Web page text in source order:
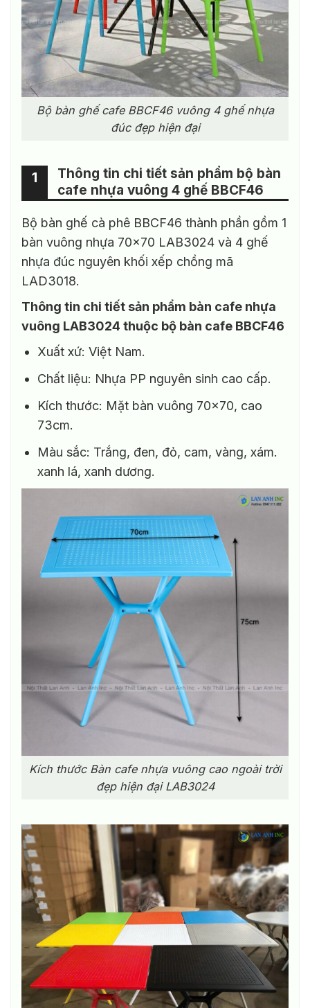
Bộ bàn ghế cafe BBCF46 vuông 4 ghế nhựa
đúc đẹp hiện đại
Thông tin chi tiết sản phẩm bộ bàn
cafe nhựa vuông 4 ghế BBCF46
1
Bộ bàn ghế cà phê BBCF46 thành phần gồm 1
bàn vuông nhựa 70×70 LAB3024 và 4 ghế
nhựa đúc nguyên khối xếp chồng mã
LAD3018.
Thông tin chi tiết sản phẩm bàn cafe nhựa
vuông LAB3024 thuộc bộ bàn cafe BBCF46
Xuất xứ: Việt Nam.
Chất liệu: Nhựa PP nguyên sinh cao cấp.
Kích thước: Mặt bàn vuông 70×70, cao
73cm.
Màu sắc: Trắng, đen, đỏ, cam, vàng, xám.
xanh lá, xanh dương.
Kích thước Bàn cafe nhựa vuông cao ngoài trời
đẹp hiện đại LAB3024